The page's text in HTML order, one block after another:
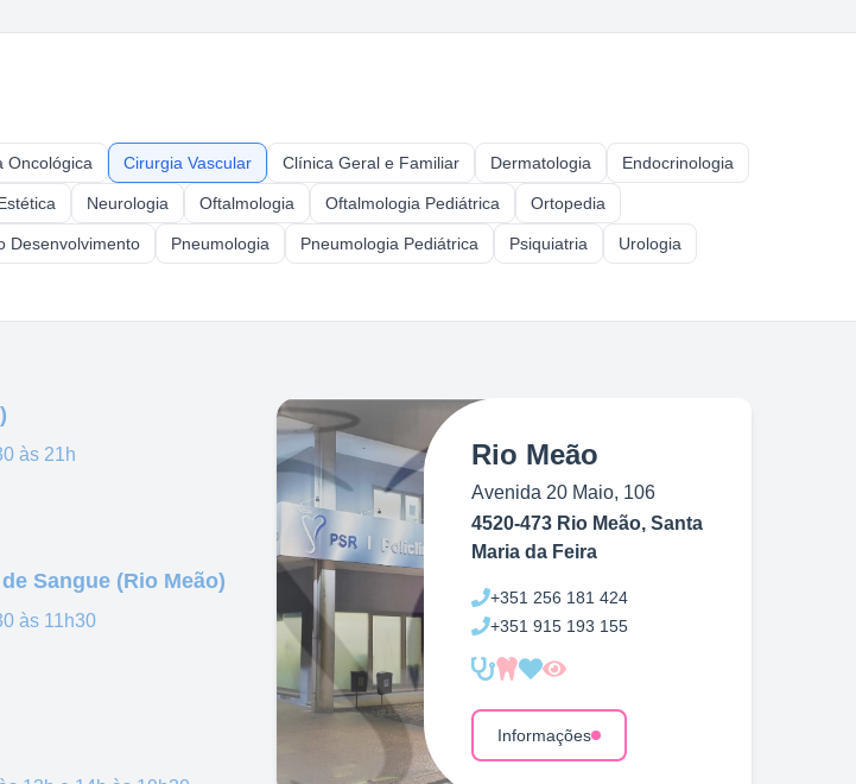
Oncológica Cirurgia Vascular Clínica Geral e Familiar Dermatologia Endocrinologia
Neurologia Oftalmologia Oftalmologia Pediátrica Ortopedia
Desenvolvimento Pneumologia Pneumologia Pediátrica Psiquiatria Urologia
às 21h
Sangue (Rio Meão)
às 11h30
Rio Meão
Avenida 20 Maio, 106
4520-473 Rio Meão, Santa
Maria da Feira
+351 256 181 424
+351 915 193 155
Informações